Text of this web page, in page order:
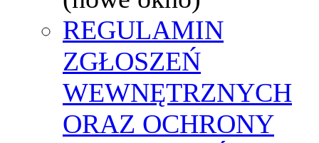
REGULAMIN
ZGŁOSZEŃ
WEWNĘTRZNYCH
ORAZ OCHRONY